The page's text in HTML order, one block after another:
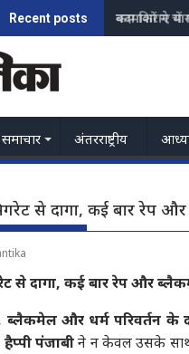
Recent posts कम किराए में
समाचार अंतरराष्ट्रीय
से दागा, कई बार रेप
से दागा, कई बार रेप और
ब्लैकमेल और धर्म परिवर्तन के
पंजाबीने न केवल उसके साथ